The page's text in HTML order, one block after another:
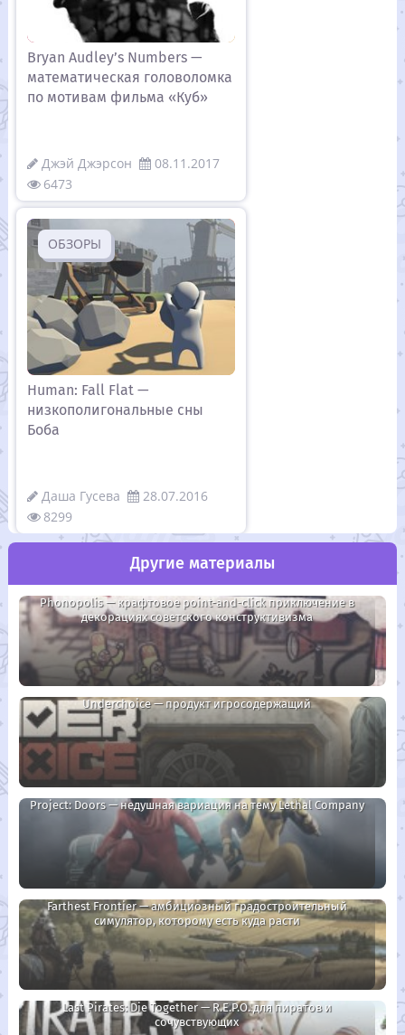
Bryan Audley’s Numbers —
математическая головоломка
по мотивам фильма «Куб»
Джэй Джэрсон
08.11.2017
6473
ОБЗОРЫ
Human: Fall Flat —
низкополигональные сны
Боба
Даша Гусева
28.07.2016
8299
Другие материалы
Phonopolis — крафтовое point-and-click приключение в
декорациях советского конструктивизма
Underchoice — продукт игросодержащий
Project: Doors — недушная вариация на тему Lethal Company
Farthest Frontier — амбициозный градостроительный
симулятор, которому есть куда расти
Last Pirates: Die Together — R.E.P.O. для пиратов и
сочувствующих